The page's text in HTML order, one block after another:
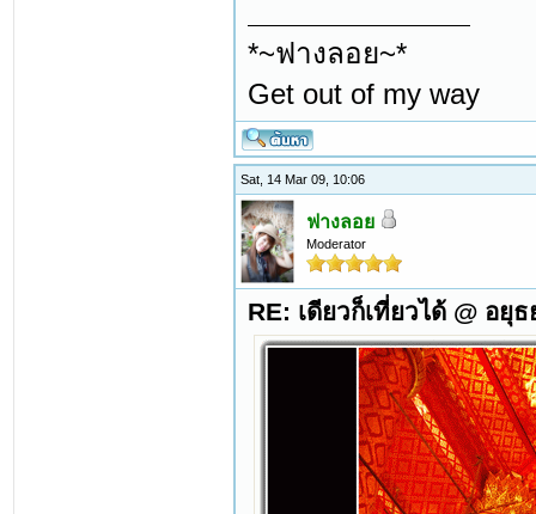
*~ฟางลอย~*
Get out of my way
Sat, 14 Mar 09, 10:06
ฟางลอย
Moderator
RE: เดียวก็เที่ยวได้ @ อยุ